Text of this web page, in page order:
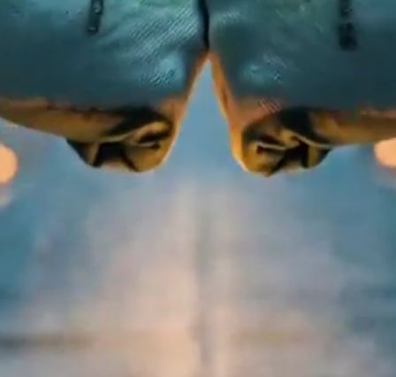
Tu cadena de suministro
completa en un solo lugar
Desde que tu mercancía sale del proveedor
hasta que está en manos de tu cliente final.
Operamos cada etapa con tecnología,
flexibilidad y acompañamiento cercano.